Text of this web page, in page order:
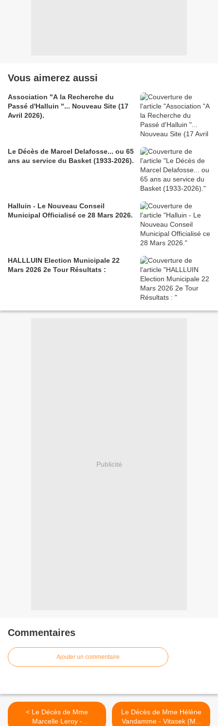
Vous aimerez aussi
Association "A la Recherche du
Passé d'Halluin "... Nouveau Site (17
Avril 2026).
Le Décès de Marcel Delafosse... ou 65
ans au service du Basket (1933-2026).
Halluin - Le Nouveau Conseil
Municipal Officialisé ce 28 Mars 2026.
HALLLUIN Election Municipale 22
Mars 2026 2e Tour Résultats :
Publicité
Commentaires
Ajouter un commentaire
< Le Décès de Mme
Marcelle Leroy -
Le Décès de Mme Hélène
Vandamme - Vitasek (Mai